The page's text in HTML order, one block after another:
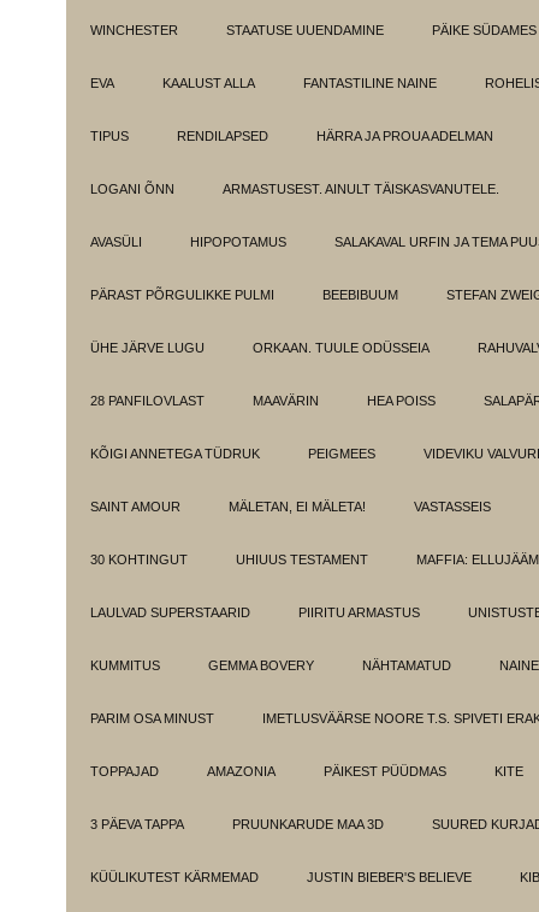
WINCHESTER STAATUSE UUENDAMINE PÄIKE SÜDAMES
EVA KAALUST ALLA FANTASTILINE NAINE
TIPUS RENDILAPSED HÄRRA JA PROUA ADELMAN
LOGANI ÕNN ARMASTUSEST. AINULT TÄISKASVANUTELE.
AVASÜLI HIPOPOTAMUS SALAKAVAL URFIN JA TEMA
PÄRAST PÕRGULIKKE PULMI BEEBIBUUM STEFAN
ÜHE JÄRVE LUGU ORKAAN. TUULE ODÜSSEIA
28 PANFILOVLAST MAAVÄRIN HEA POISS
KÕIGI ANNETEGA TÜDRUK PEIGMEES VIDEVIKU
SAINT AMOUR MÄLETAN, EI MÄLETA! VASTASSEIS
30 KOHTINGUT UHIUUS TESTAMENT MAFFIA:
LAULVAD SUPERSTAARID PIIRITU ARMASTUS
KUMMITUS GEMMA BOVERY NÄHTAMATUD
PARIM OSA MINUST IMETLUSVÄÄRSE NOORE T.S. SPIVETI
TOPPAJAD AMAZONIA PÄIKEST PÜÜDMAS KITE
3 PÄEVA TAPPA PRUUNKARUDE MAA 3D SUURED
KÜÜLIKUTEST KÄRMEMAD JUSTIN BIEBER'S BELIEVE